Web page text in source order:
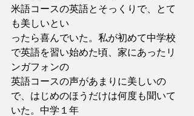
米語コースの英語とそっくりで、とて
も美しいとい
ったら喜んでいた。私が初めて中学校
で英語を習い始めた頃、家にあったリ
ンガフォンの
英語コースの声があまりに美しいの
で、はじめのほうだけは何度も聞いて
いた。中学１年